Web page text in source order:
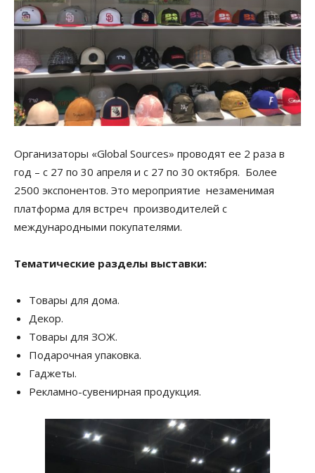
Организаторы «Global Sources» проводят ее 2 раза в
год – с 27 по 30 апреля и с 27 по 30 октября. Более
2500 экспонентов. Это мероприятие незаменимая
платформа для встреч производителей с
международными покупателями.
Тематические разделы выставки:
Товары для дома.
Декор.
Товары для ЗОЖ.
Подарочная упаковка.
Гаджеты.
Рекламно-сувенирная продукция.